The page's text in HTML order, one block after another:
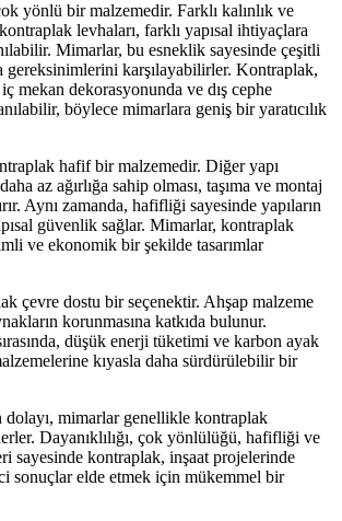
yönlü bir malzemedir. Farklı kalınlık ve
levhaları, farklı yapısal ihtiyaçlara
Mimarlar, bu esneklik sayesinde çeşitli
gereksinimlerini karşılayabilirler. Kontraplak,
mekan dekorasyonunda ve dış cephe
böylece mimarlara geniş bir yaratıcılık
hafif bir malzemedir. Diğer yapı
az ağırlığa sahip olması, taşıma ve montaj
Aynı zamanda, hafifliği sayesinde yapıların
güvenlik sağlar. Mimarlar, kontraplak
ve ekonomik bir şekilde tasarımlar
çevre dostu bir seçenektir. Ahşap malzeme
korunmasına katkıda bulunur.
düşük enerji tüketimi ve karbon ayak
kıyasla daha sürdürülebilir bir
dolayı, mimarlar genellikle kontraplak
Dayanıklılığı, çok yönlülüğü, hafifliği ve
sayesinde kontraplak, inşaat projelerinde
sonuçlar elde etmek için mükemmel bir